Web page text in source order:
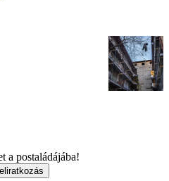
a postaládájába!